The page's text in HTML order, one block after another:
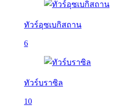
ทัวร์อุซเบกิสถาน
6
ทัวร์บราซิล
10